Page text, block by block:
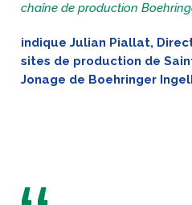
chaîne de production
indique Julian Piallat,
sites de production de
Jonage de Boehringer